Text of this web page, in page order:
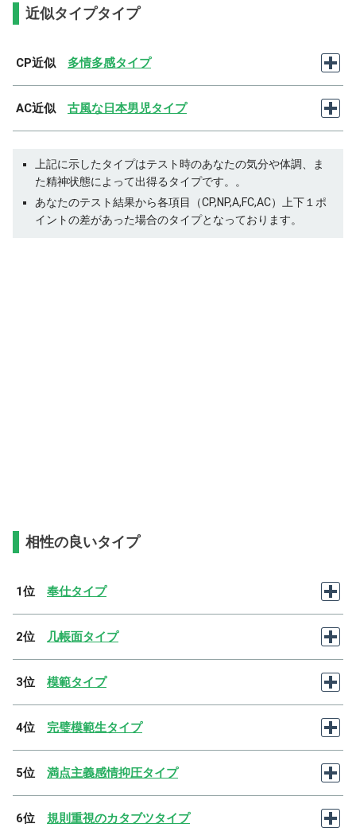
近似タイプタイプ
CP近似 多情多感タイプ
AC近似 古風な日本男児タイプ
上記に示したタイプはテスト時のあなたの気分や体調、ま
た精神状態によって出得るタイプです。。
あなたのテスト結果から各項目（CP,NP,A,FC,AC）上下１ポ
イントの差があった場合のタイプとなっております。
相性の良いタイプ
1位 奉仕タイプ
2位 几帳面タイプ
3位 模範タイプ
4位 完璧模範生タイプ
5位 満点主義感情抑圧タイプ
6位 規則重視のカタブツタイプ